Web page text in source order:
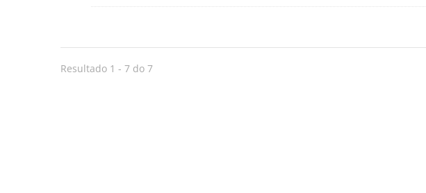
Resultado 1 - 7 do 7